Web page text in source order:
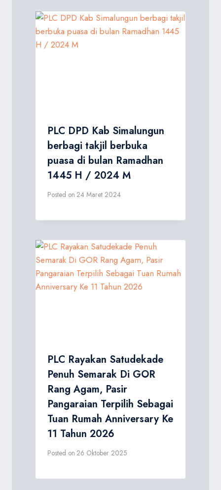
PLC DPD Kab Simalungun
berbagi takjil berbuka
puasa di bulan Ramadhan
1445 H / 2024 M
Posted on 24 Maret 2024
PLC Rayakan Satudekade
Penuh Semarak Di GOR
Rang Agam, Pasir
Pangaraian Terpilih Sebagai
Tuan Rumah Anniversary Ke
11 Tahun 2026
Posted on 26 Oktober 2025